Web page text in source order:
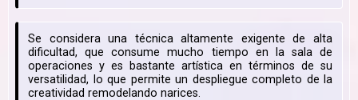
Se considera una técnica altamente exigente de alta
dificultad, que consume mucho tiempo en la sala de
operaciones y es bastante artística en términos de su
versatilidad, lo que permite un despliegue completo de la
creatividad remodelando narices.